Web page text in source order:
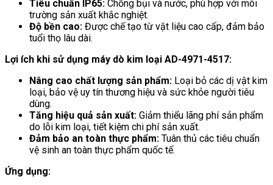
Tiêu chuẩn IP65: Chống bụi và nước, phù hợp với môi
trường sản xuất khắc nghiệt.
Độ bền cao: Được chế tạo từ vật liệu cao cấp, đảm bảo
tuổi thọ lâu dài.
Lợi ích khi sử dụng máy dò kim loại AD-4971-4517:
Nâng cao chất lượng sản phẩm: Loại bỏ các dị vật kim
loại, bảo vệ uy tín thương hiệu và sức khỏe người tiêu
dùng.
Tăng hiệu quả sản xuất: Giảm thiểu lãng phí sản phẩm
do lỗi kim loại, tiết kiệm chi phí sản xuất.
Đảm bảo an toàn thực phẩm: Tuân thủ các tiêu chuẩn
vệ sinh an toàn thực phẩm quốc tế.
Ứng dụng: